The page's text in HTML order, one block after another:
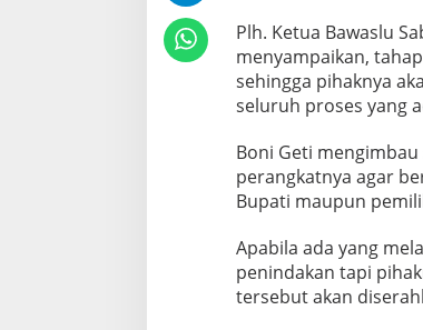
Plh. Ketua Bawaslu
menyampaikan,
sehingga pihaknya
seluruh proses yang
Boni Geti mengimbau
perangkatnya agar
Bupati maupun
Apabila ada yang
penindakan tapi
tersebut akan